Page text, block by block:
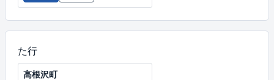
た行
高根沢町